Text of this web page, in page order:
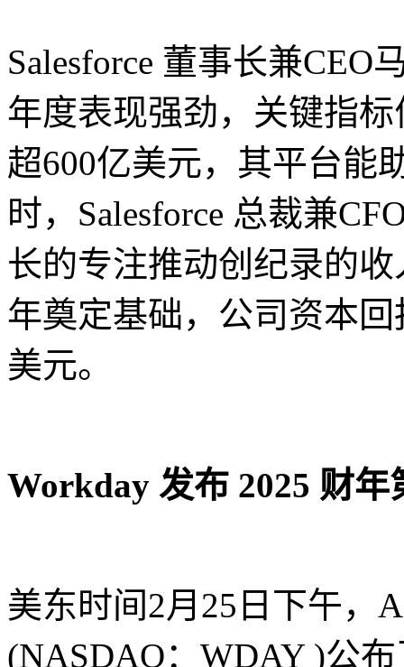
Salesforce 董事长兼CEO
年度表现强劲，关键指
超600亿美元，其平台能
时，Salesforce 总裁兼
长的专注推动创纪录的
年奠定基础，公司资本
美元。
Workday 发布 2025 财
美东时间2月25日下午，
(NASDAQ：WDAY )公